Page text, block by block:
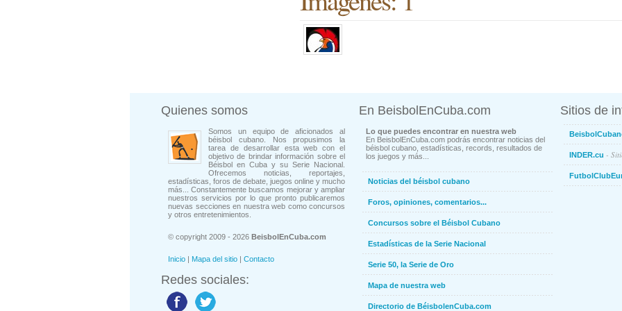
Quienes somos
Somos un equipo de aficionados al
béisbol cubano. Nos propusimos la
tarea de desarrollar esta web con el
objetivo de brindar información sobre el
Béisbol en Cuba y su Serie Nacional.
Ofrecemos noticias, reportajes,
estadísticas, foros de debate, juegos online y mucho
más... Constantemente buscamos mejorar y ampliar
nuestros servicios por lo que pronto publicaremos
nuevas secciones en nuestra web como concursos
y otros entretenimientos.
© copyright 2009 - 2026 BeisbolEnCuba.com
Inicio Mapa del sitio Contacto
Redes sociales:
En BeisbolEnCuba.com
Lo que puedes encontrar en nuestra web
En BeisbolEnCuba.com podrás encontrar noticias del
béisbol cubano, estadísticas, records, resultados de
los juegos y más...
Noticias del béisbol cubano
Foros, opiniones, comentarios...
Concursos sobre el Béisbol Cubano
Estadísticas de la Serie Nacional
Serie 50, la Serie de Oro
Mapa de nuestra web
Directorio de BéisbolenCuba.com
Sitios de
INDER.cu -